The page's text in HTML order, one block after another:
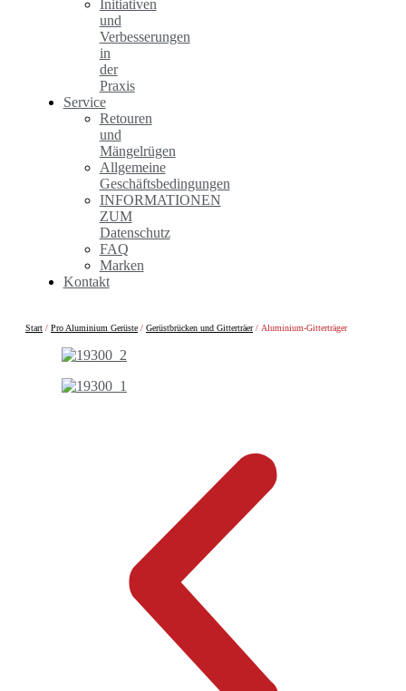
Initiativen
und
Verbesserungen
in
der
Praxis
Service
Retouren
und
Mängelrügen
Allgemeine
Geschäftsbedingungen
INFORMATIONEN
ZUM
Datenschutz
FAQ
Marken
Kontakt
Start / Pro Aluminium Gerüste / Gerüstbrücken und Gitterträer/ Aluminium-Gitterträger